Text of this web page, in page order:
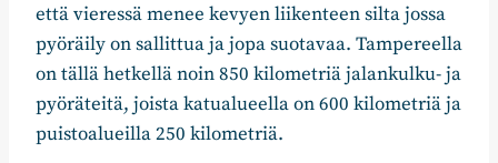
että vieressä menee kevyen liikenteen silta jossa
pyöräily on sallittua ja jopa suotavaa. Tampereella
on tällä hetkellä noin 850 kilometriä jalankulku- ja
pyöräteitä, joista katualueella on 600 kilometriä ja
puistoalueilla 250 kilometriä.